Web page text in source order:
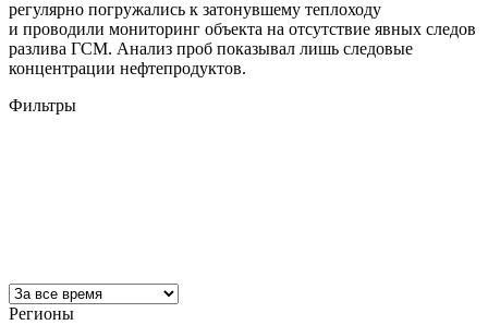
регулярно погружались к затонувшему теплоходу
и проводили мониторинг объекта на отсутствие явных следов
разлива ГСМ. Анализ проб показывал лишь следовые
концентрации нефтепродуктов.
Фильтры
Регионы